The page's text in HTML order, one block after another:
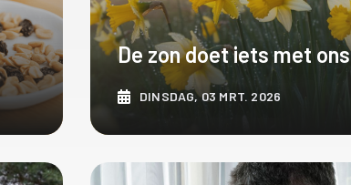
De zon doet iets met ons
DINSDAG, 03 MRT. 2026
ONTDEK MEER